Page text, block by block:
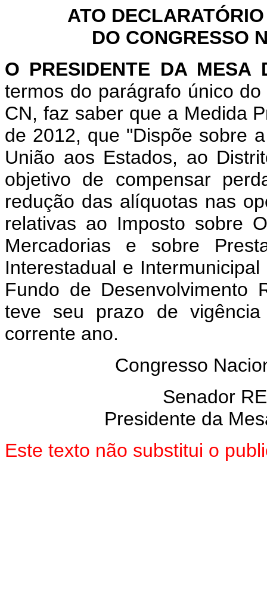
ATO
DO CONGRESSO
O PRESIDENTE DA MESA
termos do parágrafo único
CN, faz saber que a Medida
de 2012, que "Dispõe sobre
União aos Estados, ao
objetivo de compensar
redução das alíquotas nas
relativas ao Imposto sobre
Mercadorias e sobre
Interestadual e Inter
Fundo de Desenvolvimento
teve seu prazo de
corrente ano.
Congresso
Senador
Presidente da
Este texto não substitui o